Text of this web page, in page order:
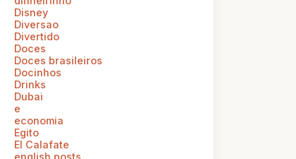
Disney
Diversao
Divertido
Doces
Doces brasileiros
Docinhos
Drinks
Dubai
e
economia
Egito
El Calafate
english posts